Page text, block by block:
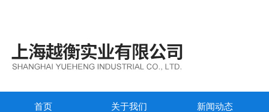
首页 关于我们 新闻动态